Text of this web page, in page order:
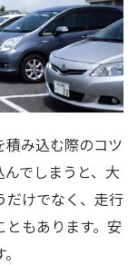
み込む際のコツ
でしまうと、大
だけでなく、走行
もあります。安